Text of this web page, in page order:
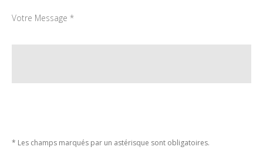
Votre Message *
* Les champs marqués par un astérisque sont obligatoires.